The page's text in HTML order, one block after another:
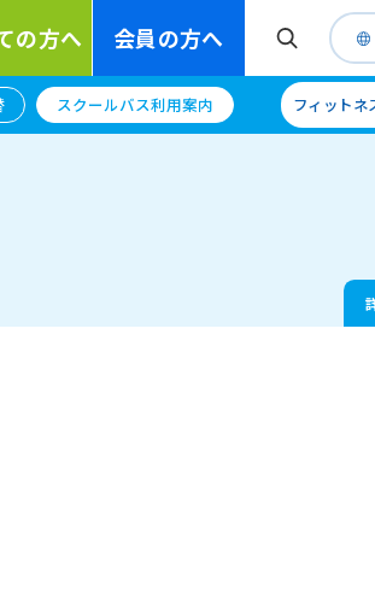
の方へ 会員の方へ
スクールバス利用案内 フィットネ